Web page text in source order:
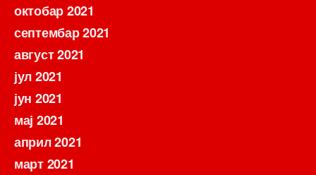
октобар 2021
септембар 2021
август 2021
јул 2021
јун 2021
мај 2021
април 2021
март 2021